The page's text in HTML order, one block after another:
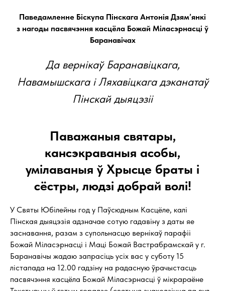
Паведамленне Біскупа Пінскага Антонія Дзям’янкі
з нагоды пасвячэння касцёла Божай Міласэрнасці ў
Баранавічах
Да вернікаў Баранавіцкага,
Навамышскага і Ляхавіцкага дэканатаў
Пінскай дыяцэзіі
Паважаныя святары,
кансэкраваныя асобы,
умілаваныя ў Хрысце браты і
сёстры, людзі добрай волі!
У Святы Юбілейны год у Паўсюдным Касцёле, калі
Пінская дыяцэзія адзначае сотую гадавіну з даты яе
заснавання, разам з супольнасцю вернікаў парафіі
Божай Міласэрнасці і Маці Божай Вастрабрамскай у г.
Баранавічы жадаю запрасіць усіх вас у суботу 15
лістапада на 12.00 гадзіну на радасную ўрачыстасць
пасвячэння касцёла Божай Міласэрнасці ў мікрараёне